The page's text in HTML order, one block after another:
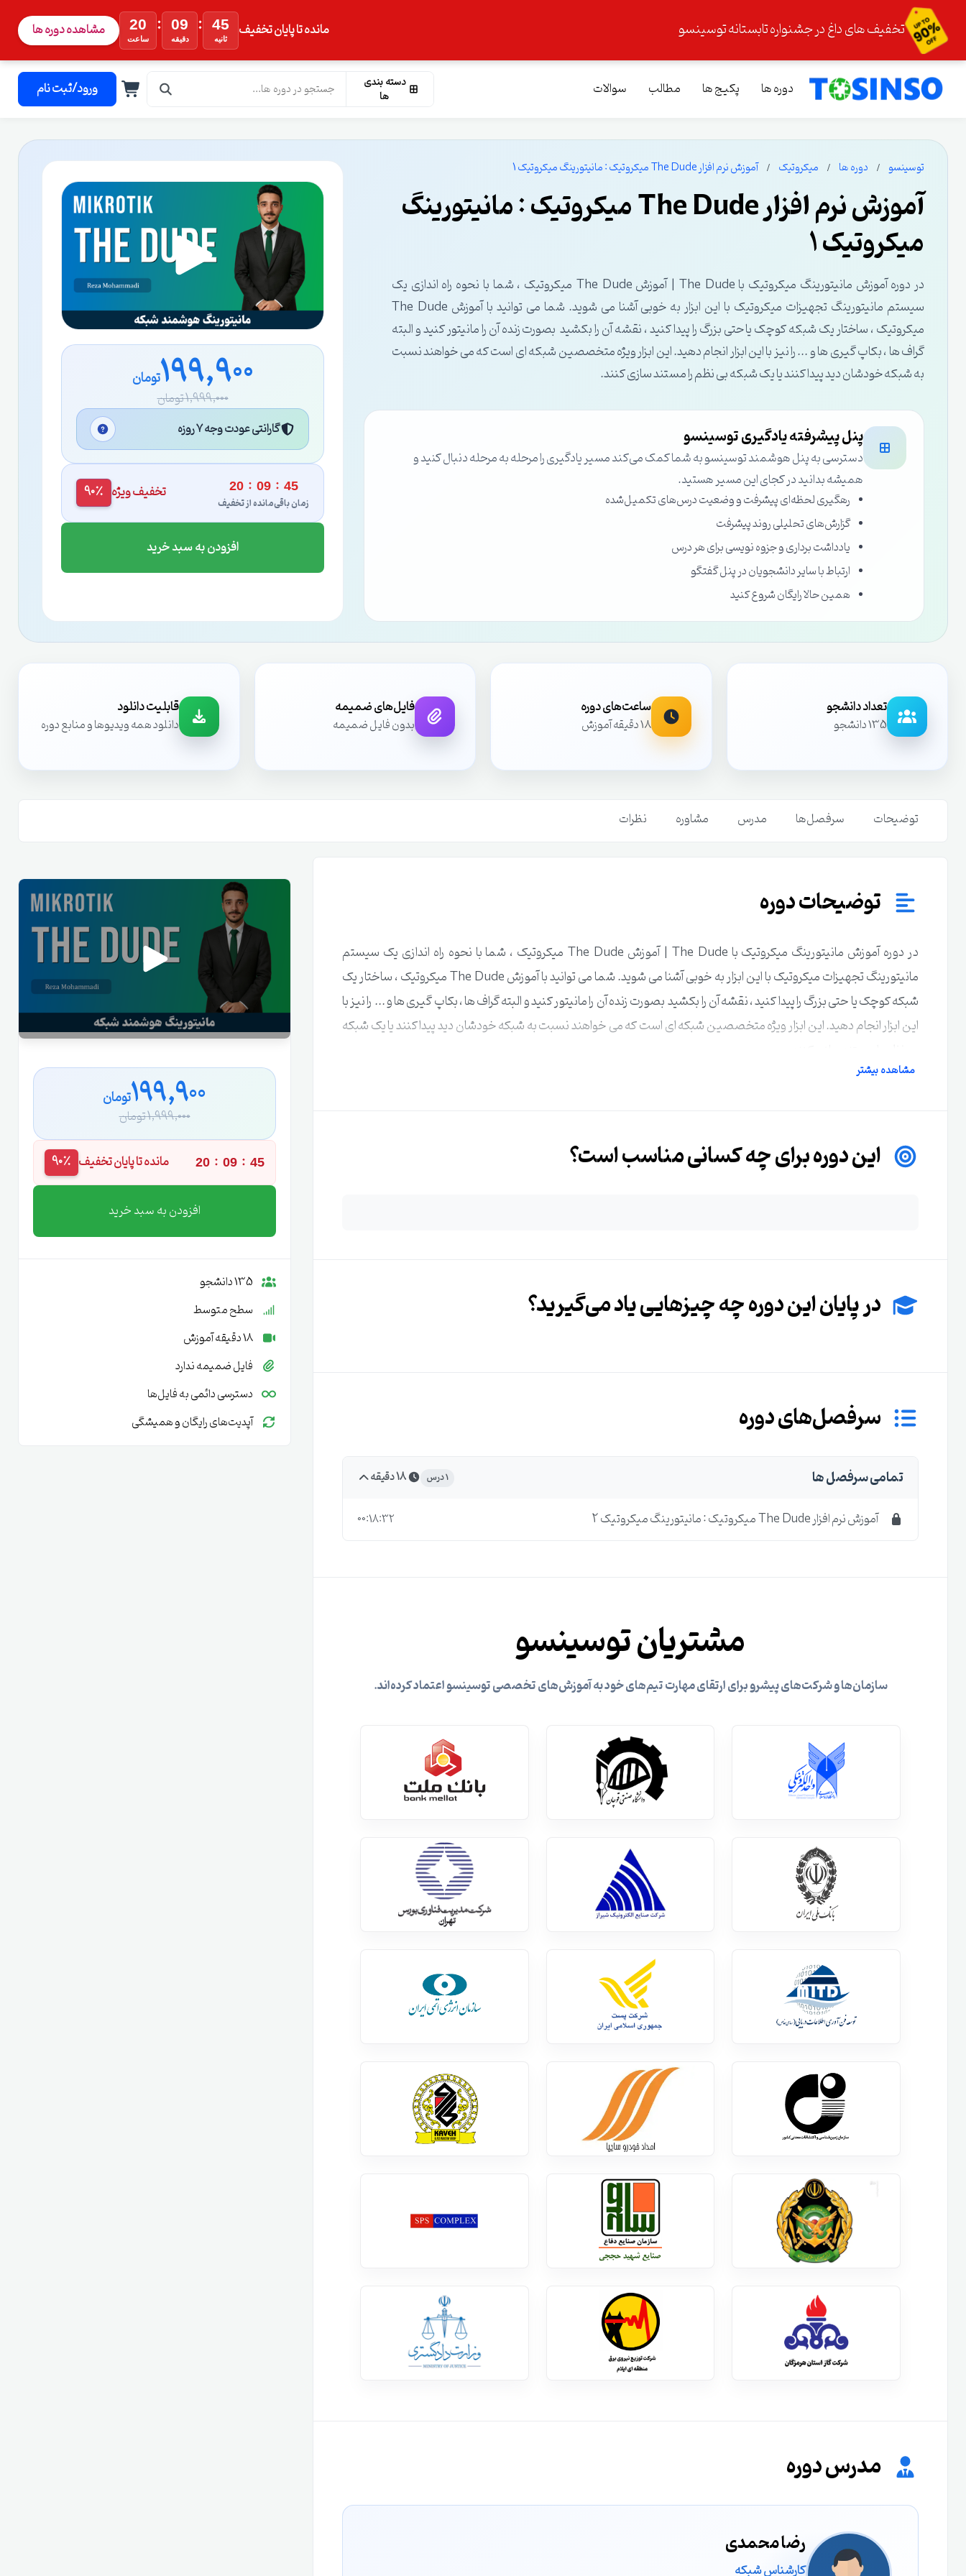
تخفیف های داغ در جشنواره تابستانه توسینسو مانده تا پایان تخفیف 20
ساعت
: 09
دقیقه
: 44
ثانیه مشاهده دوره ها
دوره ها پکیج ها مطالب سوالات
دسته بندی
ها
ورود/ثبت نام
توسینسو دوره ها میکروتیک آموزش نرم افزار The Dude ميکروتيک : مانيتورينگ ميکروتيک 1
آموزش نرم افزار The Dude ميکروتيک : مانيتورينگ
ميکروتيک 1
در دوره آموزش مانیتورینگ میکروتیک با The Dude | آموزش The Dude میکروتیک ، شما با نحوه راه اندازی یک
سیستم مانیتورینگ تجهیزات میکروتیک با این ابزار به خوبی آشنا می شوید. شما می توانید با آموزش The Dude
میکروتیک ، ساختار یک شبکه کوچک یا حتی بزرگ را پیدا کنید ، نقشه آن را بکشید بصورت زنده آن را مانیتور کنید و البته
گراف ها ، بکاپ گیری ها و ... را نیز با این ابزار انجام دهید. این ابزار ویژه متخصصین شبکه ای است که می خواهند نسبت
به شبکه خودشان دید پیدا کنند یا یک شبکه بی نظم را مستند سازی کنند.
199,900تومان
1,999,000 تومان
گارانتی عودت وجه ۷ روزه
20 : 09 : 44
زمان باقی‌مانده از تخفیف
تخفیف ویژه 90٪
افزودن به سبد خرید
پنل پیشرفته یادگیری توسینسو
دسترسی به پنل هوشمند توسینسو به شما کمک می‌کند مسیر یادگیری را مرحله به مرحله دنبال کنید و
همیشه بدانید در کجای این مسیر هستید.
رهگیری لحظه‌ای پیشرفت و وضعیت درس‌های تکمیل‌شده
گزارش‌های تحلیلی روند پیشرفت
یادداشت برداری و جزوه نویسی برای هر درس
ارتباط با سایر دانشجویان در پنل گفتگو
همین حالا رایگان شروع کنید
تعداد دانشجو
135 دانشجو
ساعت‌های دوره
18 دقیقه آموزش
فایل‌های ضمیمه
بدون فایل ضمیمه
قابلیت دانلود
دانلود همه ویدیوها و منابع دوره
توضیحات سرفصل‌ها مدرس مشاوره نظرات
توضیحات دوره
در دوره آموزش مانیتورینگ میکروتیک با The Dude | آموزش The Dude میکروتیک ، شما با نحوه راه اندازی یک سیستم
مانیتورینگ تجهیزات میکروتیک با این ابزار به خوبی آشنا می شوید. شما می توانید با آموزش The Dude میکروتیک ، ساختار یک
شبکه کوچک یا حتی بزرگ را پیدا کنید ، نقشه آن را بکشید بصورت زنده آن را مانیتور کنید و البته گراف ها ، بکاپ گیری ها و ... را نیز با
این ابزار انجام دهید. این ابزار ویژه متخصصین شبکه ای است که می خواهند نسبت به شبکه خودشان دید پیدا کنند یا یک شبکه
مشاهده بیشتر
این دوره برای چه کسانی مناسب است؟
در پایان این دوره چه چیزهایی یاد می‌گیرید؟
سرفصل‌های دوره
تمامی سرفصل ها 1 درس
آموزش نرم افزار The Dude ميکروتيک : مانيتورينگ ميکروتيک 2 00:18:32
مشتریان توسینسو
سازمان‌ها و شرکت‌های پیشرو برای ارتقای مهارت تیم‌های خود به آموزش‌های تخصصی توسینسو اعتماد کرده‌اند.
مدرس دوره
رضا محمدی
کارشناس شبکه
199,900تومان
1,999,000 تومان
20 : 09 : 44 مانده تا پایان تخفیف 90٪
افزودن به سبد خرید
135 دانشجو
سطح متوسط
18 دقیقه آموزش
فایل ضمیمه ندارد
دسترسی دائمی به فایل‌ها
آپدیت‌های رایگان و همیشگی